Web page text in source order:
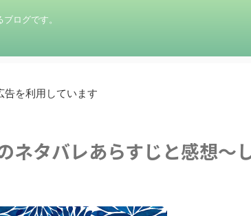
ログです。
告を利用しています
ネタバレあらすじと感想～